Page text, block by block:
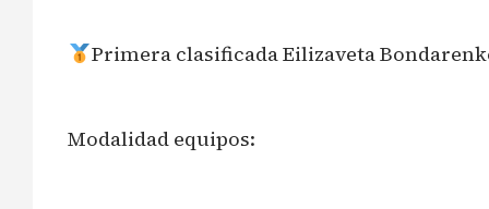
Primera clasificada Eilizaveta
Modalidad equipos: